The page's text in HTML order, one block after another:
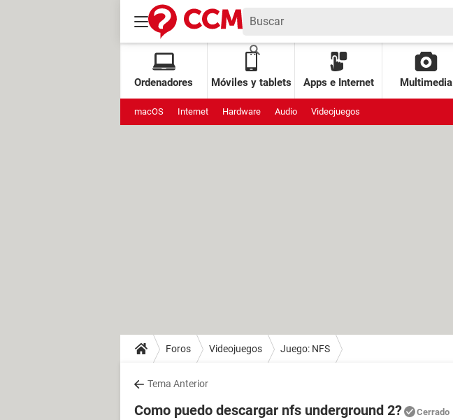
Ordenadores Móviles y tablets Apps e Internet Multimedia
macOS Internet Hardware Audio Videojuegos
Foros Videojuegos Juego: NFS
Tema Anterior
Como puedo descargar nfs underground 2? Cerrado